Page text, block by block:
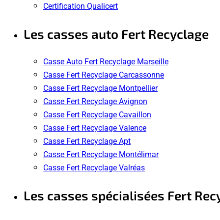
Certification Qualicert
Les casses auto Fert Recyclage
Casse Auto Fert Recyclage Marseille
Casse Fert Recyclage Carcassonne
Casse Fert Recyclage Montpellier
Casse Fert Recyclage Avignon
Casse Fert Recyclage Cavaillon
Casse Fert Recyclage Valence
Casse Fert Recyclage Apt
Casse Fert Recyclage Montélimar
Casse Fert Recyclage Valréas
Les casses spécialisées Fert